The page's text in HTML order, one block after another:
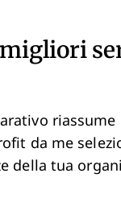
da me
della tua